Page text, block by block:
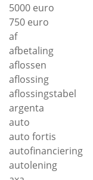
5000 euro
750 euro
af
afbetaling
aflossen
aflossing
aflossingstabel
argenta
auto
auto fortis
autofinanciering
autolening